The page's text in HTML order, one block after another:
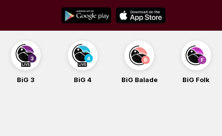
content
BiG 3 BiG 4 BiG Balade BiG Folk